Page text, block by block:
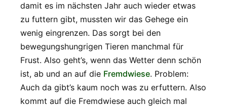
damit es im nächsten Jahr auch wieder etwas
zu futtern gibt, mussten wir das Gehege ein
wenig eingrenzen. Das sorgt bei den
bewegungshungrigen Tieren manchmal für
Frust. Also geht’s, wenn das Wetter denn schön
ist, ab und an auf die Fremdwiese. Problem:
Auch da gibt’s kaum noch was zu erfuttern. Also
kommt auf die Fremdwiese auch gleich mal